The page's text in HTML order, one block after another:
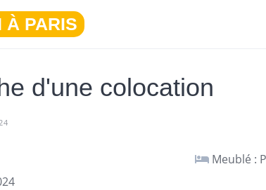
À PARIS
d'une colocation
Meublé :